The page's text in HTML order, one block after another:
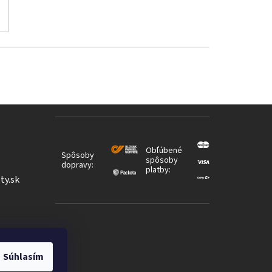
Súhlasím
Spôsoby
dopravy:
Obľúbené
spôsoby
platby: